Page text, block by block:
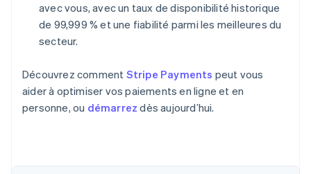
avec vous, avec un taux de disponibilité historique
de 99,999 % et une fiabilité parmi les meilleures du
secteur.
Découvrez comment Stripe Payments peut vous
aider à optimiser vos paiements en ligne et en
personne, ou démarrez dès aujourd’hui.
DeutschEnglish